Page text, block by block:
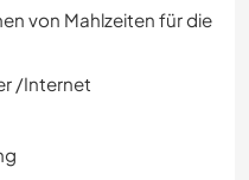
von Mahlzeiten für die
/Internet